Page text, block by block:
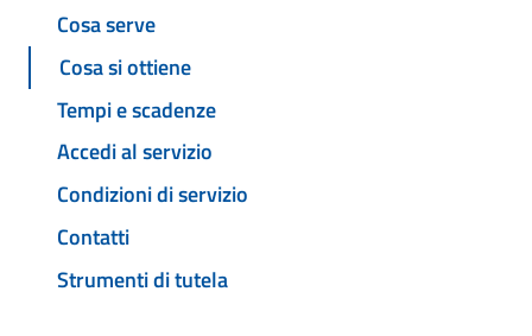
Cosa serve
Cosa si ottiene
Tempi e scadenze
Accedi al servizio
Condizioni di servizio
Contatti
Strumenti di tutela